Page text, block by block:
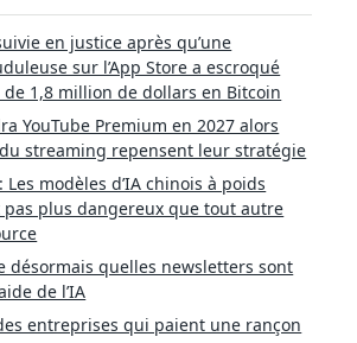
en justice après qu’une
sur l’App Store a escroqué
1,8 million de dollars en Bitcoin
YouTube Premium en 2027 alors
streaming repensent leur stratégie
: Les modèles d’IA chinois à poids
pas plus dangereux que tout autre
désormais quelles newsletters sont
de l’IA
entreprises qui paient une rançon